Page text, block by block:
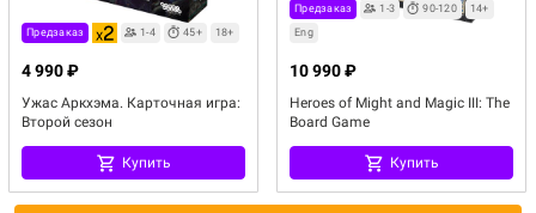
Предзаказ 1-4 45+ 18+
Ужас Аркхэма. Карточная игра:
Второй сезон
4 990 ₽
Купить
Предзаказ 1-3 90-120
14+
Eng
Heroes of Might and Magic III: The
Board Game
10 990 ₽
Купить